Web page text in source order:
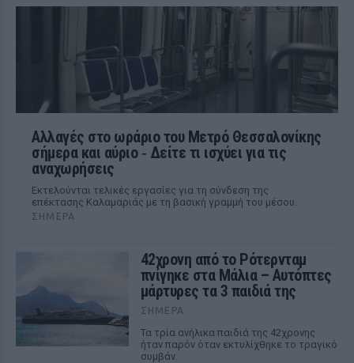
Αλλαγές στο ωράριο του Μετρό Θεσσαλονίκης
σήμερα και αύριο ‑ Δείτε τι ισχύει για τις
αναχωρήσεις
Εκτελούνται τελικές εργασίες για τη σύνδεση της
επέκτασης Καλαμαριάς με τη βασική γραμμή του μέσου.
ΣΉΜΕΡΑ
42χρονη από το Ρότερνταμ
πνίγηκε στα Μάλια – Αυτόπτες
μάρτυρες τα 3 παιδιά της
ΣΉΜΕΡΑ
Τα τρία ανήλικα παιδιά της 42χρονης
ήταν παρόν όταν εκτυλίχθηκε το τραγικό
συμβάν.